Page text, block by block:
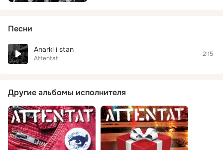
Песни
Anarki i stan
Attentat
2:15
Другие альбомы исполнителя